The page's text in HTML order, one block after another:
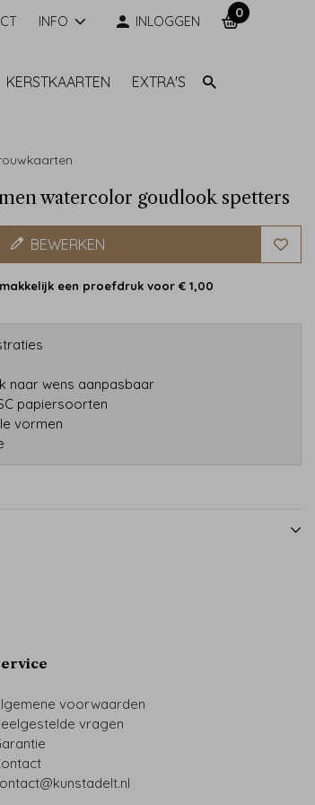
INFO INLOGGEN
0
KERSTKAARTEN EXTRA'S
watercolor goudlook spetters
BEWERKEN
een proefdruk voor€ 1,00
naar wens aanpasbaar
papiersoorten
vormen
voorwaarden
vragen